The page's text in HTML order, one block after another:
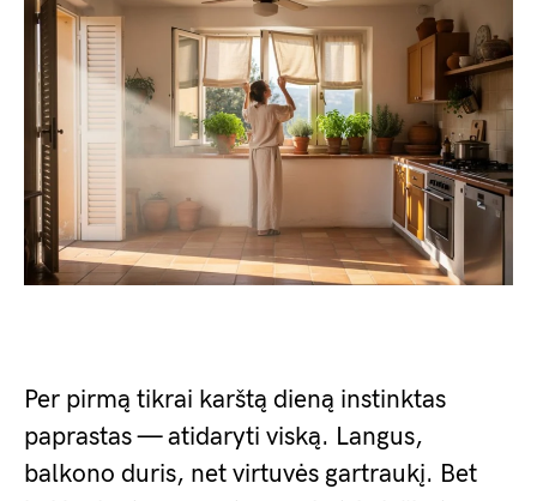
Per pirmą tikrai karštą dieną instinktas
paprastas — atidaryti viską. Langus,
balkono duris, net virtuvės gartraukį. Bet